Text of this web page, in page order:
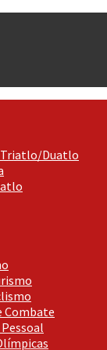
Duatlo
Combate